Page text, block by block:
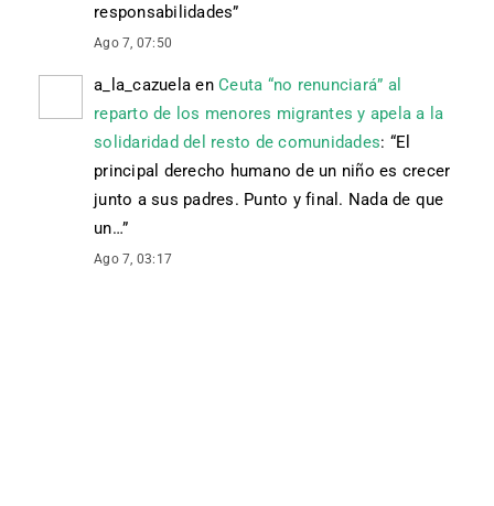
responsabilidades”
Ago 7, 07:50
a_la_cazuela en Ceuta “no renunciará” al
reparto de los menores migrantes y apela a la
solidaridad del resto de comunidades: “El
principal derecho humano de un niño es crecer
junto a sus padres. Punto y final. Nada de que
un…”
Ago 7, 03:17